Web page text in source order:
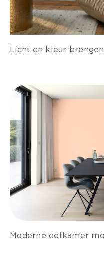
Licht en kleur
Moderne eetkamer